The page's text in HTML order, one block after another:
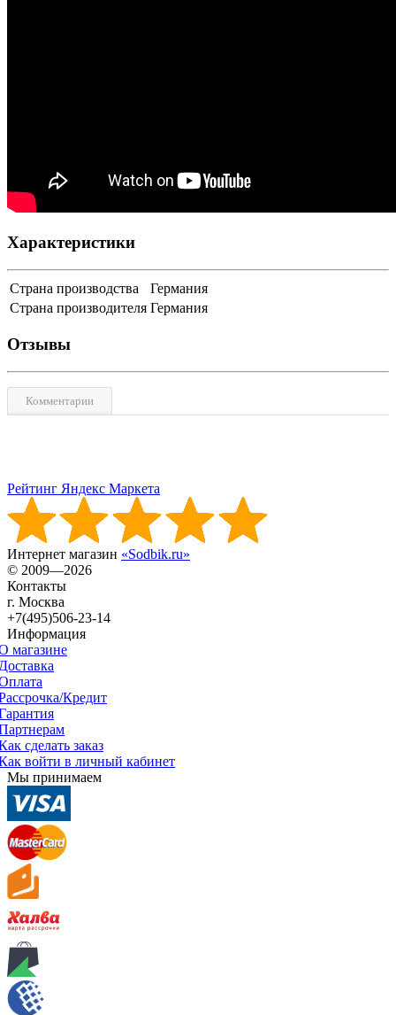
Характеристики
Страна производства
Германия
Страна производителя Германия
Отзывы
Комментарии
Рейтинг Яндекс Маркета
Интернет магазин «Sodbik.ru»
© 2009—2026
Контакты
г. Москва
+7(495)506-23-14
Информация
магазине
Кредит
сделать заказ
войти в личный кабинет
Мы принимаем